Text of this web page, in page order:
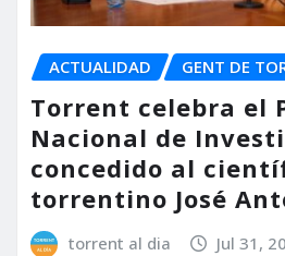
ACTUALIDAD GENT DE
Torrent celebra el
Nacional de
concedido al
torrentino José
torrent al dia Jul 31,